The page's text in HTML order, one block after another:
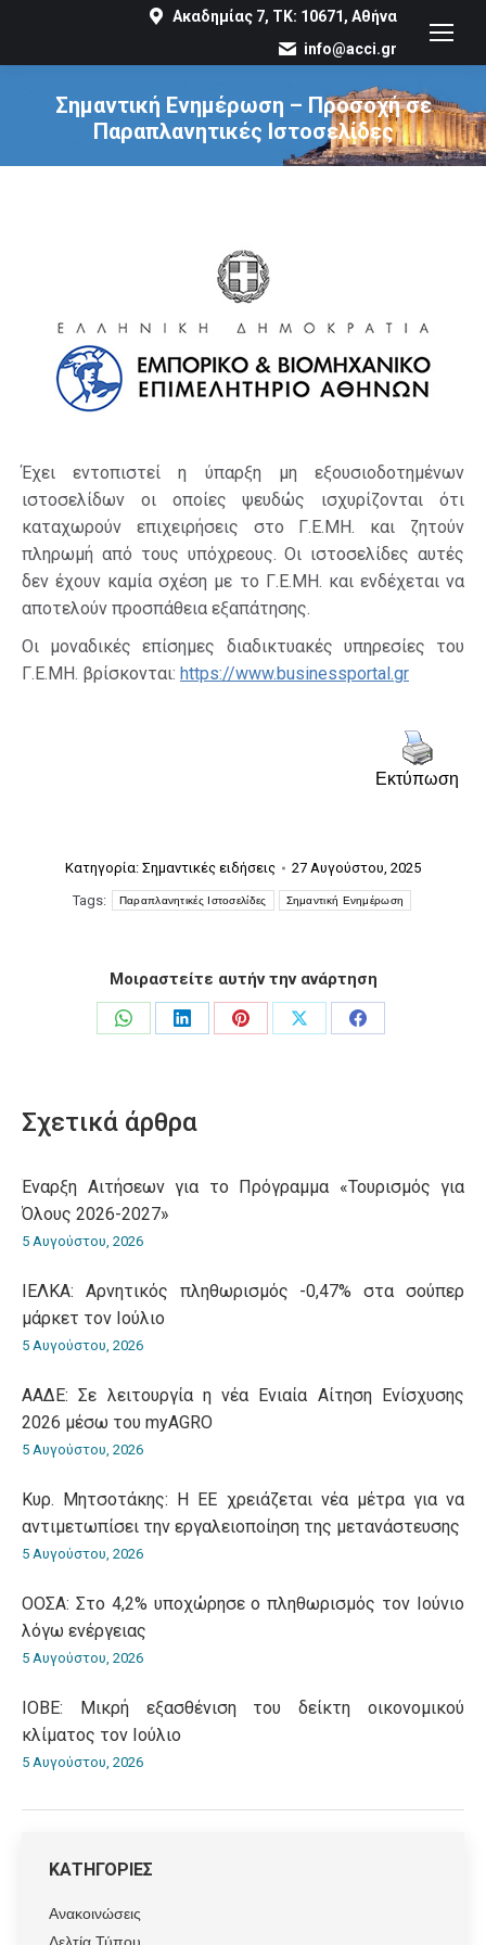
Ακαδημίας 7, ΤΚ: 10671, Αθήνα
info@acci.gr
Σημαντική Ενημέρωση – Προσοχή σε
Παραπλανητικές Ιστοσελίδες
You are here:
Έχει εντοπιστεί η ύπαρξη μη εξουσιοδοτημένων
ιστοσελίδων οι οποίες ψευδώς ισχυρίζονται ότι
καταχωρούν επιχειρήσεις στο Γ.Ε.ΜΗ. και ζητούν
πληρωμή από τους υπόχρεους. Οι ιστοσελίδες αυτές
δεν έχουν καμία σχέση με το Γ.Ε.ΜΗ. και ενδέχεται να
αποτελούν προσπάθεια εξαπάτησης.
Οι μοναδικές επίσημες διαδικτυακές υπηρεσίες του
Γ.Ε.ΜΗ. βρίσκονται: https://www.businessportal.gr
Εκτύπωση
Κατηγορία: Σημαντικές ειδήσεις
27 Αυγούστου, 2025
Tags:
Παραπλανητικές Ιστοσελίδες Σημαντική Ενημέρωση
Μοιραστείτε αυτήν την ανάρτηση
Share
Share
Share
Share
Share
Σχετικά άρθρα
Έναρξη Αιτήσεων για το Πρόγραμμα «Τουρισμός για
Όλους 2026-2027»
5 Αυγούστου, 2026
ΙΕΛΚΑ: Αρνητικός πληθωρισμός -0,47% στα σούπερ
μάρκετ τον Ιούλιο
5 Αυγούστου, 2026
ΑΑΔΕ: Σε λειτουργία η νέα Ενιαία Αίτηση Ενίσχυσης
2026 μέσω του myAGRO
5 Αυγούστου, 2026
Κυρ. Μητσοτάκης: Η ΕΕ χρειάζεται νέα μέτρα για να
αντιμετωπίσει την εργαλειοποίηση της μετανάστευσης
5 Αυγούστου, 2026
ΟΟΣΑ: Στο 4,2% υποχώρησε ο πληθωρισμός τον Ιούνιο
λόγω ενέργειας
5 Αυγούστου, 2026
ΙΟΒΕ: Μικρή εξασθένιση του δείκτη οικονομικού
κλίματος τον Ιούλιο
5 Αυγούστου, 2026
ΚΑΤΗΓΟΡΙΕΣ
Ανακοινώσεις